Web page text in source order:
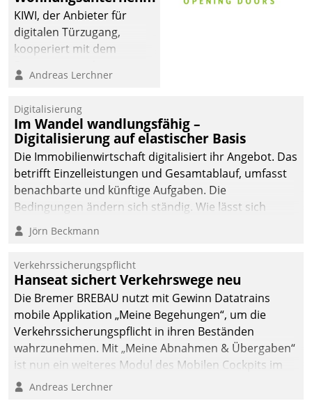
KIWI, der Anbieter für
digitalen Türzugang,
kooperiert mit dem
Softwareentwicklungshaus
Andreas Lerchner
Digitalisierung
Im Wandel wandlungsfähig –
Digitalisierung auf elastischer Basis
Die Immobilienwirtschaft digitalisiert ihr Angebot. Das
betrifft Einzelleistungen und Gesamtablauf, umfasst
benachbarte und künftige Aufgaben. Die
Bedingungen ändern sich ständig. Wie lässt sich
technisch die Kontrolle wahren und zugleich Freiraum
fürs Wachsen öffnen?
Jörn Beckmann
Verkehrssicherungspflicht
Hanseat sichert Verkehrswege neu
Die Bremer BREBAU nutzt mit Gewinn Datatrains
mobile Applikation „Meine Begehungen“, um die
Verkehrssicherungspflicht in ihren Beständen
wahrzunehmen. Mit „Meine Abnahmen & Übergaben“
ist nun ein weiteres Modul des Mobilen Cockpits im
Einsatz.
Andreas Lerchner